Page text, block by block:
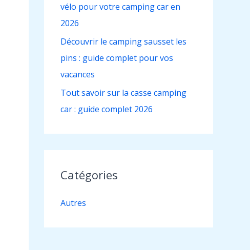
vélo pour votre camping car en
2026
Découvrir le camping sausset les
pins : guide complet pour vos
vacances
Tout savoir sur la casse camping
car : guide complet 2026
Catégories
Autres